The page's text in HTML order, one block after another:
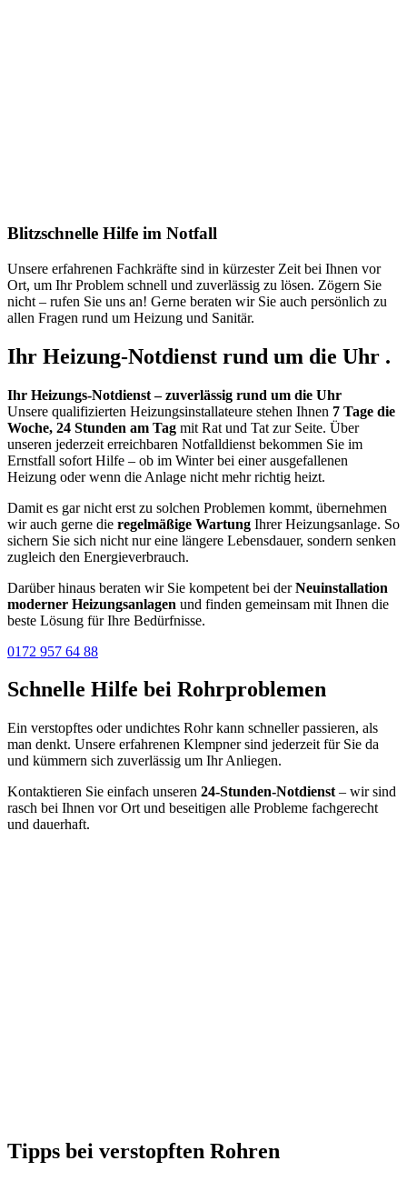
Blitzschnelle Hilfe im Notfall
Unsere erfahrenen Fachkräfte sind in kürzester Zeit bei Ihnen vor
Ort, um Ihr Problem schnell und zuverlässig zu lösen. Zögern Sie
nicht – rufen Sie uns an! Gerne beraten wir Sie auch persönlich zu
allen Fragen rund um Heizung und Sanitär.
Ihr Heizung-Notdienst rund um die Uhr .
Ihr Heizungs-Notdienst – zuverlässig rund um die Uhr
Unsere qualifizierten Heizungsinstallateure stehen Ihnen 7 Tage die
Woche, 24 Stunden am Tag mit Rat und Tat zur Seite. Über
unseren jederzeit erreichbaren Notfalldienst bekommen Sie im
Ernstfall sofort Hilfe – ob im Winter bei einer ausgefallenen
Heizung oder wenn die Anlage nicht mehr richtig heizt.
Damit es gar nicht erst zu solchen Problemen kommt, übernehmen
wir auch gerne die regelmäßige Wartung Ihrer Heizungsanlage. So
sichern Sie sich nicht nur eine längere Lebensdauer, sondern senken
zugleich den Energieverbrauch.
Darüber hinaus beraten wir Sie kompetent bei derNeuinstallation
moderner Heizungsanlagen und finden gemeinsam mit Ihnen die
beste Lösung für Ihre Bedürfnisse.
0172 957 64 88
Schnelle Hilfe bei Rohrproblemen
Ein verstopftes oder undichtes Rohr kann schneller passieren, als
man denkt. Unsere erfahrenen Klempner sind jederzeit für Sie da
und kümmern sich zuverlässig um Ihr Anliegen.
Kontaktieren Sie einfach unseren 24-Stunden-Notdienst – wir sind
rasch bei Ihnen vor Ort und beseitigen alle Probleme fachgerecht
und dauerhaft.
Tipps bei verstopften Rohren